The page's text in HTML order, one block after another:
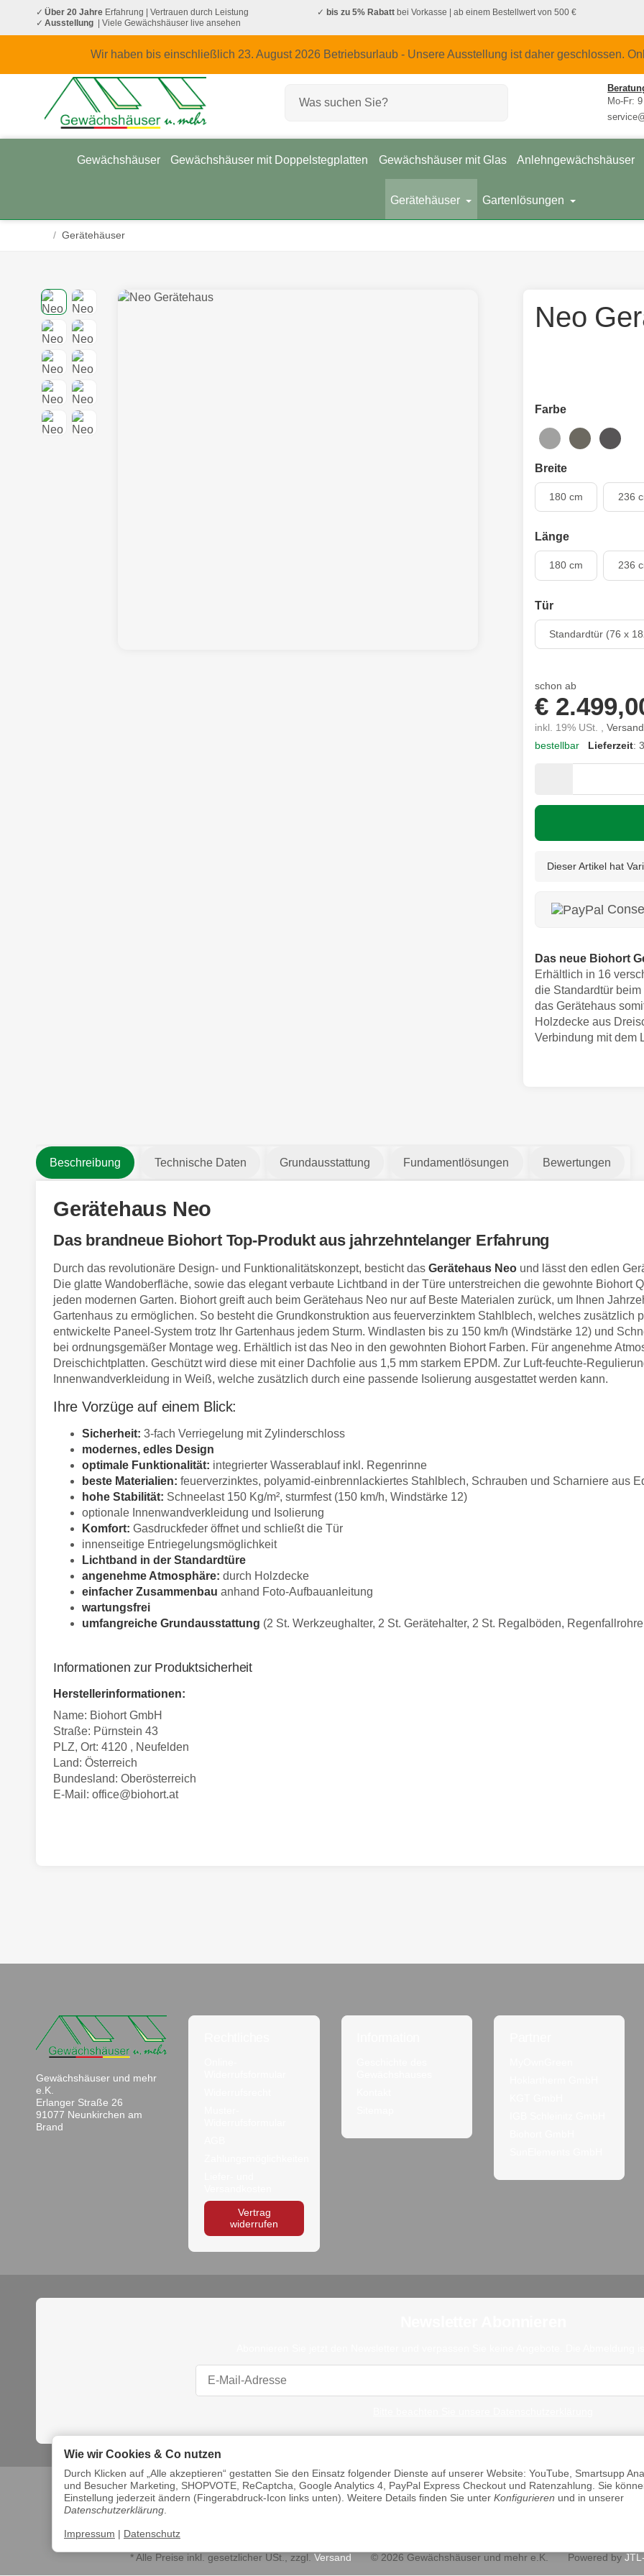
Über 20 Jahre Erfahrung | Vertrauen durch Leistung bis zu 5% Rabatt bei Vorkasse | ab einem Bestellwert von 500 €
Ausstellung | Viele Gewächshäuser live ansehen
Wir haben bis einschließlich 23. August 2026 Betriebsurlaub - Unsere Ausstellung ist daher geschlossen.
Mo-Fr:
Gewächshäuser Gewächshäuser mit Doppelstegplatten Gewächshäuser mit Glas Anlehngewächshäuser
Gerätehäuser Gartenlösungen
/ Gerätehäuser
Neo
Das neue Biohort
Erhältlich in 16
die Standardtür
das Gerätehaus
Holzdecke aus
Verbindung mit dem
Farbe
Breite
180 cm 236
Länge
180 cm 236
Tür
Standardtür (76 x
schon ab
€
inkl. 19% USt. ,
bestellbar
Lieferzeit:
Dieser Artikel hat
Beschreibung Technische Daten Grundausstattung Fundamentlösungen Bewertungen
Gerätehaus Neo
Das brandneue Biohort Top-Produkt aus jahrzehntelanger Erfahrung
Durch das revolutionäre Design- und Funktionalitätskonzept, besticht das Gerätehaus Neo und lässt den edlen
Die glatte Wandoberfläche, sowie das elegant verbaute Lichtband in der Türe unterstreichen die gewohnte Biohort
jeden modernen Garten. Biohort greift auch beim Gerätehaus Neo nur auf Beste Materialen zurück, um Ihnen
Gartenhaus zu ermöglichen. So besteht die Grundkonstruktion aus feuerverzinktem Stahlblech, welches zusätzlich
entwickelte Paneel-System trotz Ihr Gartenhaus jedem Sturm. Windlasten bis zu 150 km/h (Windstärke 12) und
bei ordnungsgemäßer Montage weg. Erhältlich ist das Neo in den gewohnten Biohort Farben. Für angenehme
Dreischichtplatten. Geschützt wird diese mit einer Dachfolie aus 1,5 mm starkem EPDM. Zur Luft-feuchte-
Innenwandverkleidung in Weiß, welche zusätzlich durch eine passende Isolierung ausgestattet werden kann.
Ihre Vorzüge auf einem Blick:
Sicherheit: 3-fach Verriegelung mit Zylinderschloss
modernes, edles Design
optimale Funktionalität: integrierter Wasserablauf inkl. Regenrinne
beste Materialien: feuerverzinktes, polyamid-einbrennlackiertes Stahlblech, Schrauben und Scharniere aus
hohe Stabilität: Schneelast 150 Kg/m², sturmfest (150 km/h, Windstärke 12)
optionale Innenwandverkleidung und Isolierung
Komfort: Gasdruckfeder öffnet und schließt die Tür
innenseitige Entriegelungsmöglichkeit
Lichtband in der Standardtüre
angenehme Atmosphäre: durch Holzdecke
einfacher Zusammenbau anhand Foto-Aufbauanleitung
wartungsfrei
umfangreiche Grundausstattung (2 St. Werkzeughalter, 2 St. Gerätehalter, 2 St. Regalböden,
Informationen zur Produktsicherheit
Herstellerinformationen:
Name: Biohort GmbH
Straße: Pürnstein 43
PLZ, Ort: 4120 , Neufelden
Land: Österreich
Bundesland: Oberösterreich
E-Mail: office@biohort.at
Gewächshäuser und mehr
e.K.
Erlanger Straße 26
91077 Neunkirchen am
Brand
Vertrag
widerrufen
Datenschutz• Impressum
*Alle Preise inkl. gesetzlicher USt., zzgl. Versand © 2026 Gewächshäuser und mehr e.K. Powered by
Wie wir Cookies & Co nutzen
Durch Klicken auf „Alle akzeptieren“ gestatten Sie den Einsatz folgender Dienste auf unserer Website: YouTube, Smartsupp
und Besucher Marketing, SHOPVOTE, ReCaptcha, Google Analytics 4, PayPal Express Checkout und Ratenzahlung. Sie
Einstellung jederzeit ändern (Fingerabdruck-Icon links unten). Weitere Details finden Sie unter Konfigurieren und in unserer
Datenschutzerklärung.
Impressum Datenschutz